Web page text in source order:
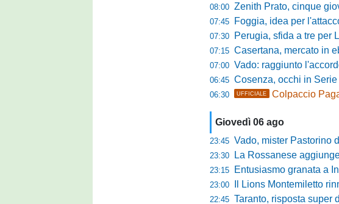
08:00 Zenith Prato, cinque
07:45 Foggia, idea per
07:30 Perugia, sfida a tre per
07:15 Casertana, mercato in ebollizione:
07:00 Vado: raggiunto l'accordo con
06:45 Cosenza, occhi in Serie D:
06:30 UFFICIALE Colpaccio
Giovedì 06 ago
23:45 Vado, mister Pastorino dopo la
23:30 La Rossanese aggiunge al
23:15 Entusiasmo granata a InDiga:
23:00 Il Lions Montemiletto
22:45 Taranto, risposta super